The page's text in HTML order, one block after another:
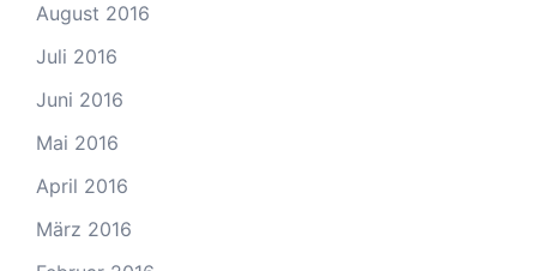
August 2016
Juli 2016
Juni 2016
Mai 2016
April 2016
März 2016